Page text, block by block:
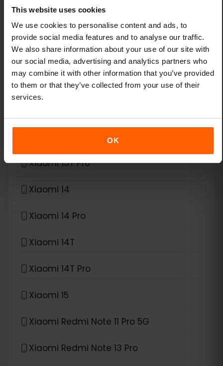
This website uses cookies
We use cookies to personalise content and ads, to
provide social media features and to analyse our traffic.
We also share information about your use of our site with
our social media, advertising and analytics partners who
may combine it with other information that you’ve provided
to them or that they’ve collected from your use of their
services.
OK
eSIM compatible conXiaomi*
Xiaomi 12T Pro
Xiaomi 13
Xiaomi 13T Pro
Xiaomi 14
Xiaomi 14 Pro
Xiaomi 14T
Xiaomi 14T Pro
Xiaomi 15
Xiaomi Redmi Note 11 Pro 5G
Xiaomi Redmi Note 13 Pro